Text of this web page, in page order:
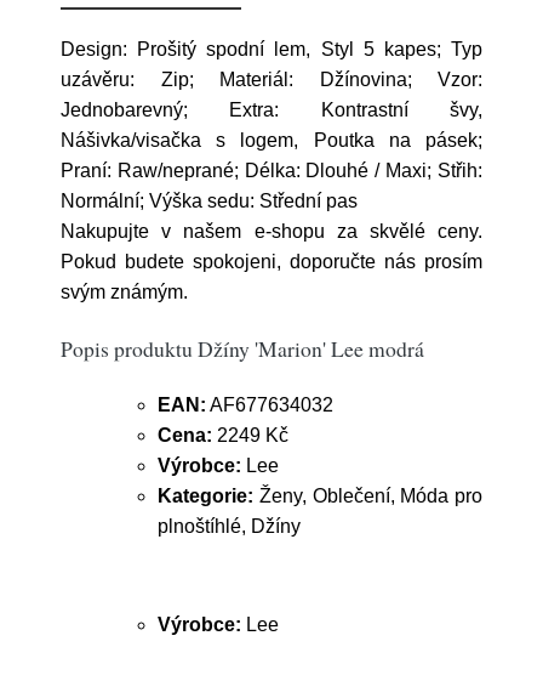
Design: Prošitý spodní lem, Styl 5 kapes; Typ
uzávěru: Zip; Materiál: Džínovina; Vzor:
Jednobarevný; Extra: Kontrastní švy,
Nášivka/visačka s logem, Poutka na pásek;
Praní: Raw/neprané; Délka: Dlouhé / Maxi; Střih:
Normální; Výška sedu: Střední pas
Nakupujte v našem e-shopu za skvělé ceny.
Pokud budete spokojeni, doporučte nás prosím
svým známým.
Popis produktu Džíny 'Marion' Lee modrá
EAN: AF677634032
Cena: 2249 Kč
Výrobce: Lee
Kategorie: Ženy, Oblečení, Móda pro
plnoštíhlé, Džíny
Výrobce: Lee